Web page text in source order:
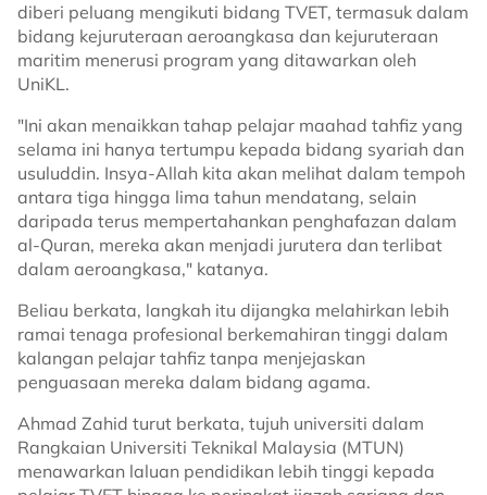
diberi peluang mengikuti bidang TVET, termasuk dalam
bidang kejuruteraan aeroangkasa dan kejuruteraan
maritim menerusi program yang ditawarkan oleh
UniKL.
"Ini akan menaikkan tahap pelajar maahad tahfiz yang
selama ini hanya tertumpu kepada bidang syariah dan
usuluddin. Insya-Allah kita akan melihat dalam tempoh
antara tiga hingga lima tahun mendatang, selain
daripada terus mempertahankan penghafazan dalam
al-Quran, mereka akan menjadi jurutera dan terlibat
dalam aeroangkasa," katanya.
Beliau berkata, langkah itu dijangka melahirkan lebih
ramai tenaga profesional berkemahiran tinggi dalam
kalangan pelajar tahfiz tanpa menjejaskan
penguasaan mereka dalam bidang agama.
Ahmad Zahid turut berkata, tujuh universiti dalam
Rangkaian Universiti Teknikal Malaysia (MTUN)
menawarkan laluan pendidikan lebih tinggi kepada